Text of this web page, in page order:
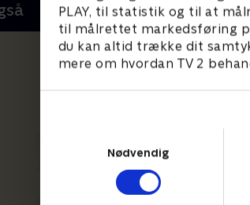
PLAY, til statistik og til at
til målrettet markedsføring
du kan altid trække dit
mere om hvordan TV 2
Nødvendig